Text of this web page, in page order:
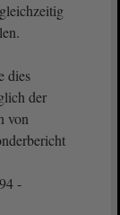
dies
der
von
-